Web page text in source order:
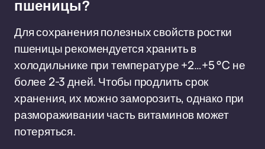
пшеницы?
Для сохранения полезных свойств ростки
пшеницы рекомендуется хранить в
холодильнике при температуре +2…+5 °C не
более 2-3 дней. Чтобы продлить срок
хранения, их можно заморозить, однако при
размораживании часть витаминов может
потеряться.